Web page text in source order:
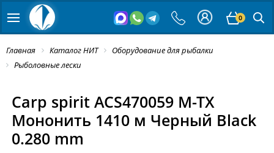
0
Главная Каталог НИТ
Оборудование для рыбалки
Рыболовные лески
Carp spirit ACS470059 M-TX
Мононить 1410 м Черный Black
0.280 mm